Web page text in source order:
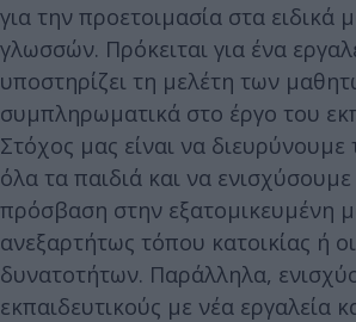
για την προετοιμασία στα ειδικά
γλωσσών. Πρόκειται για ένα
υποστηρίζει τη μελέτη των
συμπληρωματικά στο έργο του
Στόχος μας είναι να διευρύνουμε
όλα τα παιδιά και να ενισχύσουμε
πρόσβαση στην εξατομικευμένη
ανεξαρτήτως τόπου κατοικίας ή
δυνατοτήτων. Παράλληλα,
εκπαιδευτικούς με νέα εργαλεία